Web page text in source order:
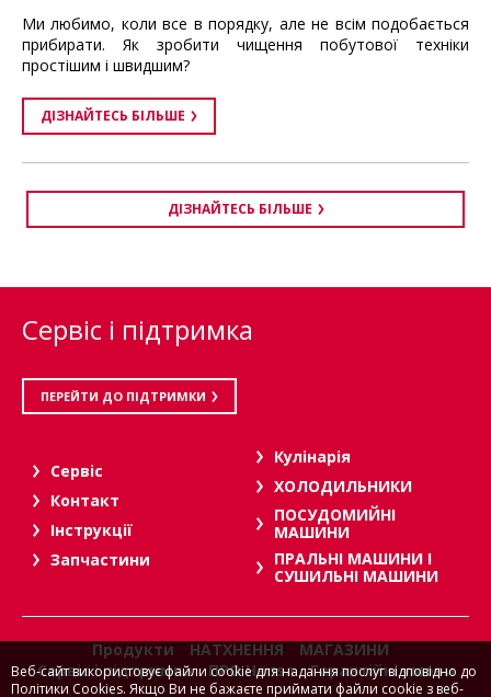
Ми любимо, коли все в порядку, але не всім подобається
прибирати. Як зробити чищення побутової техніки
простішим і швидшим?
ДІЗНАЙТЕСЬ БІЛЬШЕ
ДІЗНАЙТЕСЬ БІЛЬШЕ
Сервіс і підтримка
ПЕРЕЙТИ ДО ПІДТРИМКИ
Сервіс
Контакт
Інструкції
Запчастини
Кулінарія
ХОЛОДИЛЬНИКИ
ПОСУДОМИЙНІ
МАШИНИ
ПРАЛЬНІ МАШИНИ І
СУШИЛЬНІ МАШИНИ
Продукти НАТХНЕННЯ
МАГАЗИНИ
Сервіс і підтримка
ПРО Hansa Гарантійні умови
Веб-сайт використовує файли cookie для надання послуг відповідно до
Політики Cookies. Якщо Ви не бажаєте приймати файли cookie з веб-